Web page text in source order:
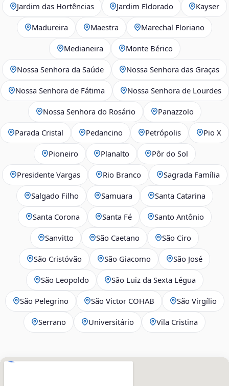
Jardim das Hortências Jardim Eldorado Kayser
Madureira Maestra Marechal Floriano
Medianeira Monte Bérico
Nossa Senhora da Saúde Nossa Senhora das Graças
Nossa Senhora de Fátima Nossa Senhora de Lourdes
Nossa Senhora do Rosário Panazzolo
Parada Cristal Pedancino Petrópolis Pio X
Pioneiro Planalto Pôr do Sol
Presidente Vargas Rio Branco Sagrada Família
Salgado Filho Samuara Santa Catarina
Santa Corona Santa Fé Santo Antônio
Sanvitto São Caetano São Ciro
São Cristóvão São Giacomo São José
São Leopoldo São Luiz da Sexta Légua
São Pelegrino São Victor COHAB São Virgílio
Serrano Universitário Vila Cristina